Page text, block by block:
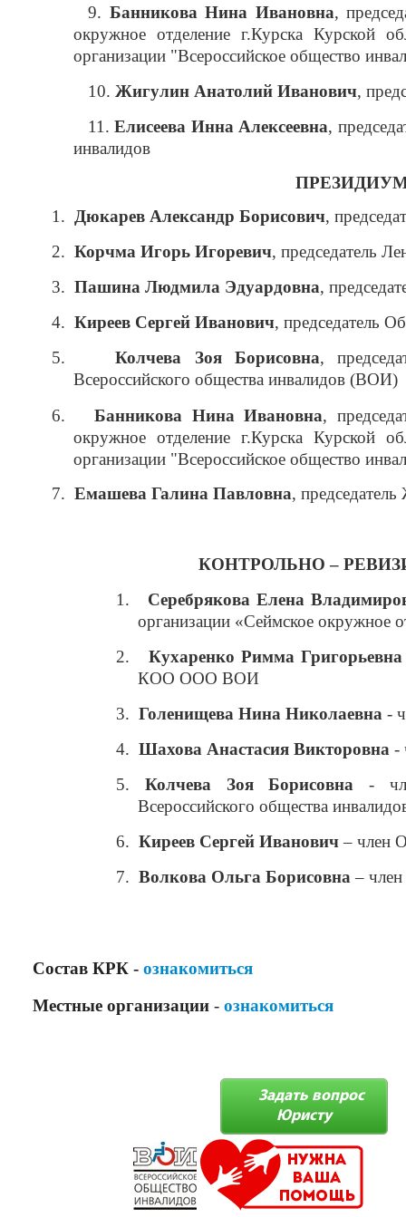
9. Банникова Нина Ивановна,
окружное отделение г.Курска Курской
организации "Всероссийское общество
10. Жигулин Анатолий Иванович,
11.Елисеева Инна Алексеевна,
инвалидов
1.
Дюкарев Александр Борисович,
2. Корчма Игорь Игоревич, председатель
3. Пашина Людмила Эдуардовна,
4. Киреев Сергей Иванович, председатель
5.
Колчева Зоя Борисовна,
Всероссийского общества инвалидов (ВОИ)
6.
Банникова Нина Ивановна,
окружное отделение г.Курска Курской
организации "Всероссийское общество
7. Емашева Галина Павловна, председатель
КОНТРОЛЬНО –
1.
Серебрякова Елена
организации «Сеймское
2.
Кухаренко Римма Григорьевна
КОО ООО ВОИ
3. Голенищева Нина Николаевна -
4. Шахова Анастасия Викторовна -
5. Колчева Зоя Борисовна -
Всероссийского общества
6. Киреев Сергей Иванович– член
7. Волкова Ольга Борисовна –
Состав КРК - ознакомиться
Местные организации - ознакомиться
Задать вопрос
Юристу